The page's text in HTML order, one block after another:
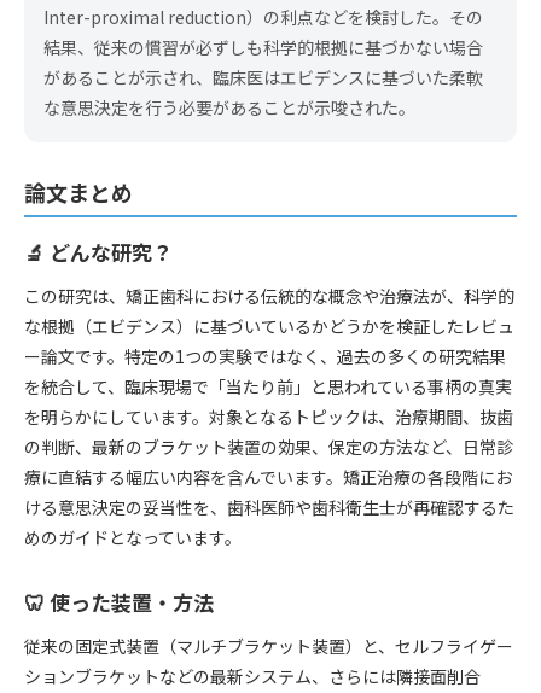
Inter-proximal reduction）の利点などを検討した。その
結果、従来の慣習が必ずしも科学的根拠に基づかない場合
があることが示され、臨床医はエビデンスに基づいた柔軟
な意思決定を行う必要があることが示唆された。
論文まとめ
🔬 どんな研究？
この研究は、矯正歯科における伝統的な概念や治療法が、科学的
な根拠（エビデンス）に基づいているかどうかを検証したレビュ
ー論文です。特定の1つの実験ではなく、過去の多くの研究結果
を統合して、臨床現場で「当たり前」と思われている事柄の真実
を明らかにしています。対象となるトピックは、治療期間、抜歯
の判断、最新のブラケット装置の効果、保定の方法など、日常診
療に直結する幅広い内容を含んでいます。矯正治療の各段階にお
ける意思決定の妥当性を、歯科医師や歯科衛生士が再確認するた
めのガイドとなっています。
🦷 使った装置・方法
従来の固定式装置（マルチブラケット装置）と、セルフライゲー
ションブラケットなどの最新システム、さらには隣接面削合